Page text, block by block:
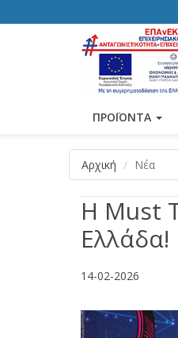
ΠΡΟΪΟΝΤΑ
Αρχική Νέα
Η Must
Ελλάδα!
14-02-2026